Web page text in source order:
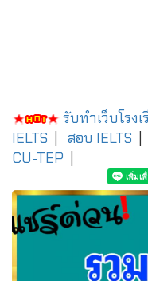
รับทำเว็บโรง
IELTS
สอบ IELTS
CU-TEP